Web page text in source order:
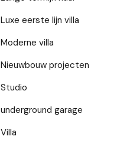
Luxe eerste lijn villa
Moderne villa
Nieuwbouw projecten
Studio
underground garage
Villa